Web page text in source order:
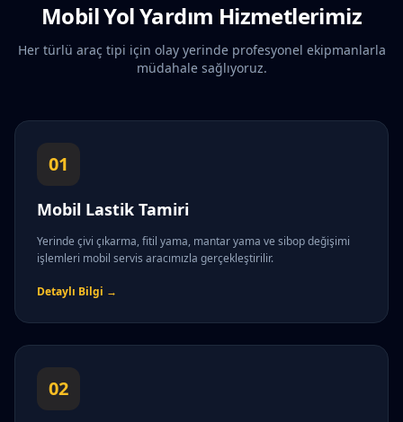
Mobil Yol Yardım Hizmetlerimiz
Her türlü araç tipi için olay yerinde profesyonel ekipmanlarla
müdahale sağlıyoruz.
01
Mobil Lastik Tamiri
Yerinde çivi çıkarma, fitil yama, mantar yama ve sibop değişimi
işlemleri mobil servis aracımızla gerçekleştirilir.
Detaylı Bilgi →
02